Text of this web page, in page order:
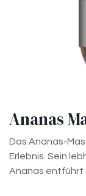
Ananas
Das Ananas-
Erlebnis. Sein
Ananas entführt